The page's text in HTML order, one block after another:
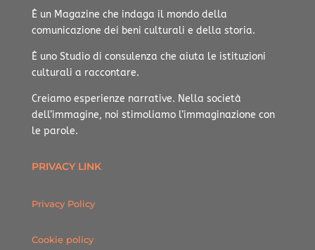
È un Magazine che indaga il mondo della
comunicazione dei beni culturali e della storia.
È uno Studio di consulenza che aiuta le istituzioni
culturali a raccontare.
Creiamo esperienze narrative. Nella società
dell’immagine, noi stimoliamo l’immaginazione con
le parole.
PRIVACY LINK
Privacy Policy
Cookie policy